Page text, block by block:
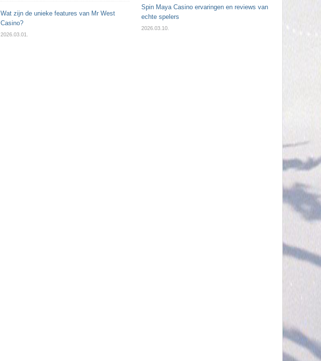
Wat zijn de unieke features van Mr West
Casino?
2026.03.01.
Spin Maya Casino ervaringen en reviews van
echte spelers
2026.03.10.